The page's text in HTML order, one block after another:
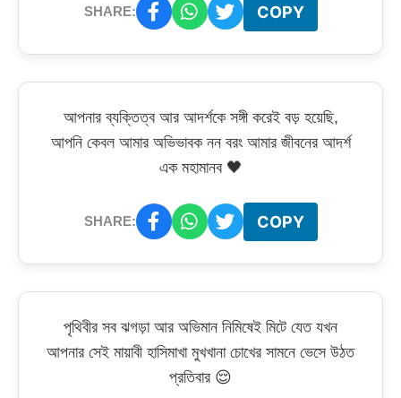
SHARE: COPY
আপনার ব্যক্তিত্ব আর আদর্শকে সঙ্গী করেই বড় হয়েছি,
আপনি কেবল আমার অভিভাবক নন বরং আমার জীবনের আদর্শ
এক মহামানব 🖤
SHARE: COPY
পৃথিবীর সব ঝগড়া আর অভিমান নিমিষেই মিটে যেত যখন
আপনার সেই মায়াবী হাসিমাখা মুখখানা চোখের সামনে ভেসে উঠত
প্রতিবার 😌